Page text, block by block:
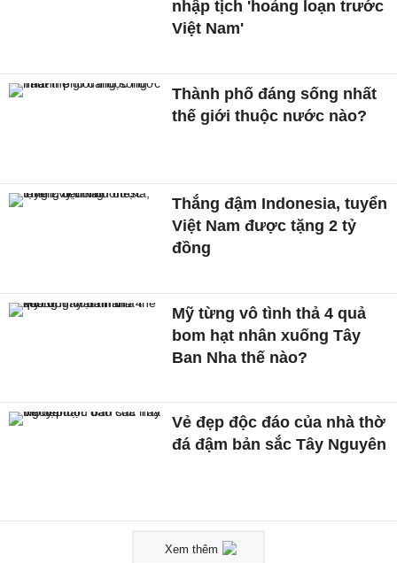
nhập tịch 'hoảng loạn trước
Việt Nam'
Thành phố đáng sống nhất
thế giới thuộc nước nào?
Thắng đậm Indonesia, tuyển
Việt Nam được tặng 2 tỷ
đồng
Mỹ từng vô tình thả 4 quả
bom hạt nhân xuống Tây
Ban Nha thế nào?
Vẻ đẹp độc đáo của nhà thờ
đá đậm bản sắc Tây Nguyên
Xem thêm